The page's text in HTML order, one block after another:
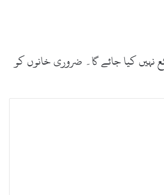
نہیں کیا جائے گا۔ ضروری خانوں کو